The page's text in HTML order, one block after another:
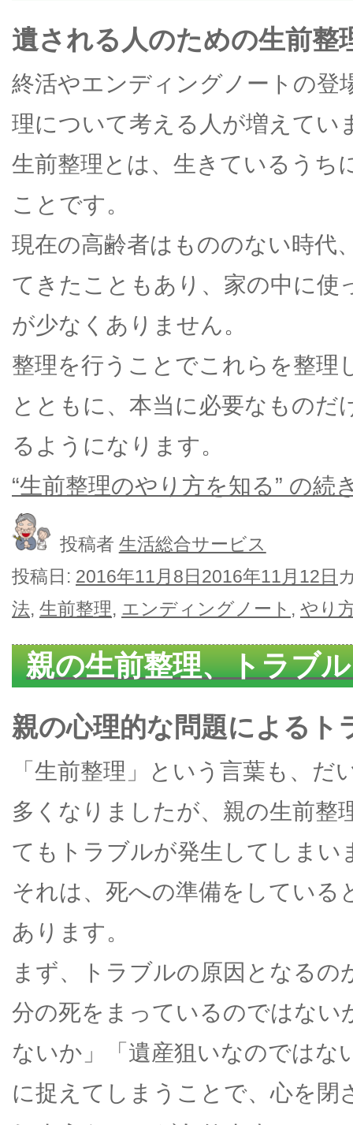
遺される人のための生前整
終活やエンディングノートの登
理について考える人が増えてい
生前整理とは、生きているうち
ことです。
現在の高齢者はもののない時代
てきたこともあり、家の中に使
が少なくありません。
整理を行うことでこれらを整理
とともに、本当に必要なもの
るようになります。
“生前整理のやり方を知る” の続
投稿者 生活総合サービス
投稿日: 2016年11月8日2016年11月12日
法, 生前整理, エンディングノート , やり
親の生前整理、トラブ
親の心理的な問題によるト
「生前整理」という言葉も、だ
多くなりましたが、親の生前整
てもトラブルが発生してしまい
それは、死への準備をしてい
あります。
まず、トラブルの原因となるの
分の死をまっているのではない
ないか」「遺産狙いなのではな
に捉えてしまうことで、心を閉